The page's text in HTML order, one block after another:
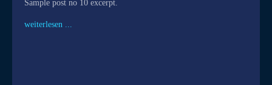
Sample post no 10 excerpt.
weiterlesen ...